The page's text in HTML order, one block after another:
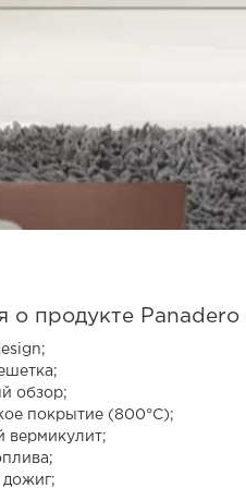
о продукте Panadero
обзор;
покрытие (800°C);
вермикулит;
дожиг;